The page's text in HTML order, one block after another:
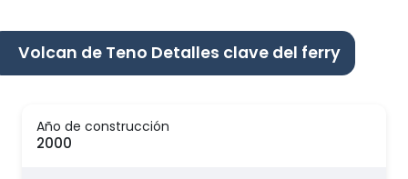
Volcan de Teno Detalles clave del ferry
Año de construcción
2000